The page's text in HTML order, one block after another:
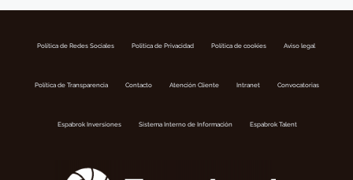
Política de Redes Sociales Politica de Privacidad Política de cookies Aviso legal
Política de Transparencia Contacto Atención Cliente Intranet Convocatorias
Espabrok Inversiones Sistema Interno de Información Espabrok Talent